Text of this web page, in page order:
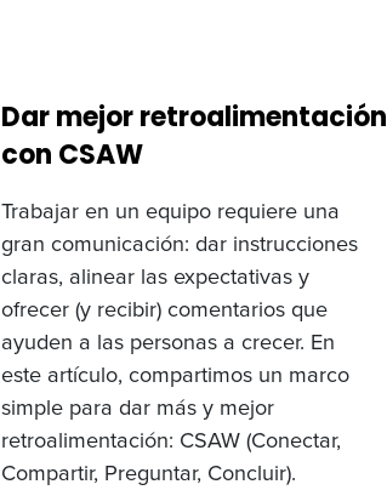
Dar mejor retroalimentación
con CSAW
Trabajar en un equipo requiere una
gran comunicación: dar instrucciones
claras, alinear las expectativas y
ofrecer (y recibir) comentarios que
ayuden a las personas a crecer. En
este artículo, compartimos un marco
simple para dar más y mejor
retroalimentación: CSAW (Conectar,
Compartir, Preguntar, Concluir).